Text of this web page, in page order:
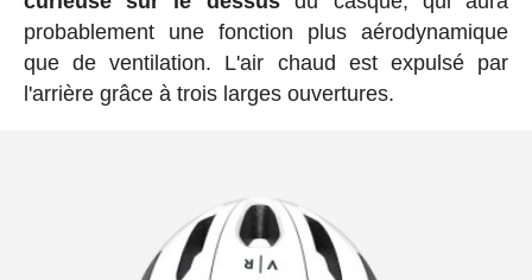
probablement une fonction plus aérodynamique
que de ventilation. L'air chaud est expulsé par
l'arrière grâce à trois larges ouvertures.